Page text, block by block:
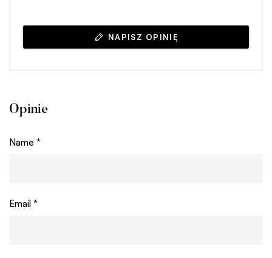
NAPISZ OPINIĘ
Opinie
Name *
Email *